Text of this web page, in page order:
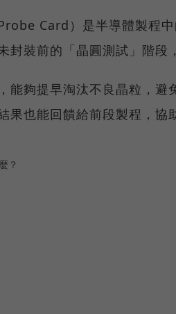
Card）是半導體製程
封裝前的「晶圓測試」階段
能夠提早淘汰不良晶粒，避
果也能回饋給前段製程，協
？